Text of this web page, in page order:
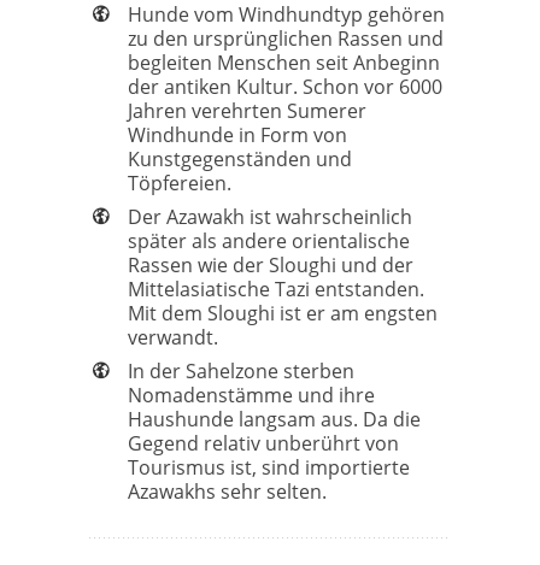
Hunde vom Windhundtyp gehören
zu den ursprünglichen Rassen und
begleiten Menschen seit Anbeginn
der antiken Kultur. Schon vor 6000
Jahren verehrten Sumerer
Windhunde in Form von
Kunstgegenständen und
Töpfereien.
Der Azawakh ist wahrscheinlich
später als andere orientalische
Rassen wie der Sloughi und der
Mittelasiatische Tazi entstanden.
Mit dem Sloughi ist er am engsten
verwandt.
In der Sahelzone sterben
Nomadenstämme und ihre
Haushunde langsam aus. Da die
Gegend relativ unberührt von
Tourismus ist, sind importierte
Azawakhs sehr selten.